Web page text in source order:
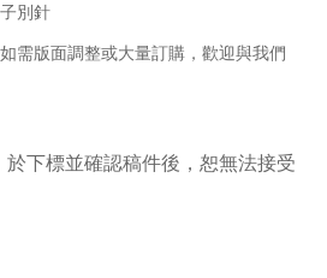
別針
需版面調整或大量訂購，歡迎與我們
下標並確認稿件後，恕無法接受